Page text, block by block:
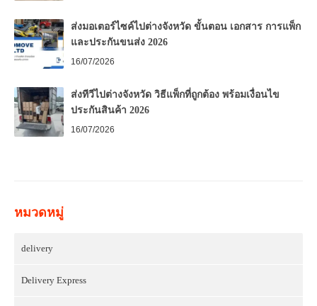
ส่งมอเตอร์ไซค์ไปต่างจังหวัด ขั้นตอน เอกสาร การแพ็ก
และประกันขนส่ง 2026
16/07/2026
ส่งทีวีไปต่างจังหวัด วิธีแพ็กที่ถูกต้อง พร้อมเงื่อนไข
ประกันสินค้า 2026
16/07/2026
หมวดหมู่
delivery
Delivery Express